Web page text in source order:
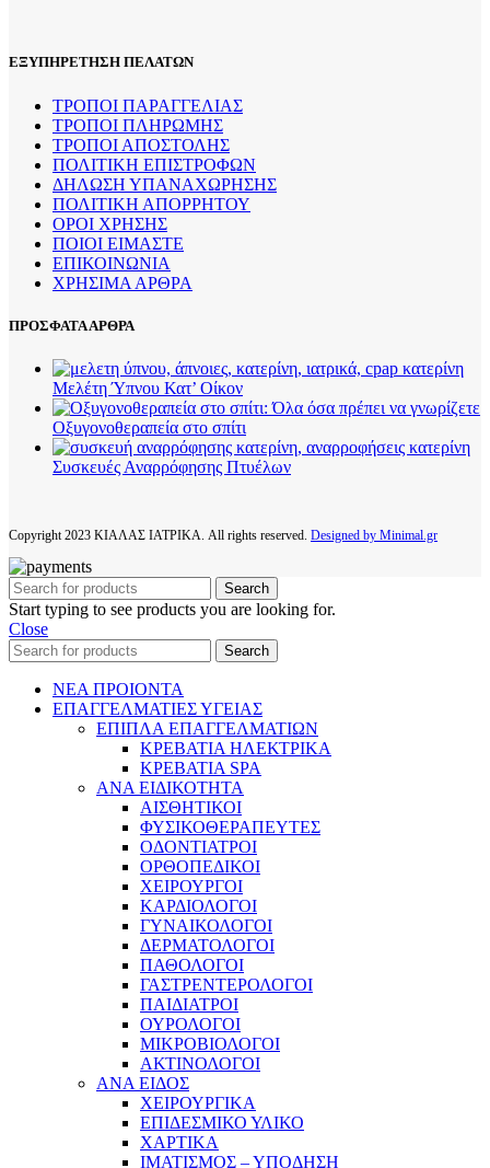
ΕΞΥΠΗΡΕΤΗΣΗ ΠΕΛΑΤΩΝ
ΤΡΟΠΟΙ ΠΑΡΑΓΓΕΛΙΑΣ
ΤΡΟΠΟΙ ΠΛΗΡΩΜΗΣ
ΤΡΟΠΟΙ ΑΠΟΣΤΟΛΗΣ
ΠΟΛΙΤΙΚΗ ΕΠΙΣΤΡΟΦΩΝ
ΔΗΛΩΣΗ ΥΠΑΝΑΧΩΡΗΣΗΣ
ΠΟΛΙΤΙΚΗ ΑΠΟΡΡΗΤΟΥ
ΟΡΟΙ ΧΡΗΣΗΣ
ΠΟΙΟΙ ΕΙΜΑΣΤΕ
ΕΠΙΚΟΙΝΩΝΙΑ
ΧΡΗΣΙΜΑ ΑΡΘΡΑ
ΠΡΟΣΦΑΤΑ ΑΡΘΡΑ
Μελέτη Ύπνου Κατ’ Οίκον
Οξυγονοθεραπεία στο σπίτι
Συσκευές Αναρρόφησης Πτυέλων
Copyright2023 ΚΙΑΛΑΣ ΙΑΤΡΙΚΑ. All rights reserved. Designed by Minimal.gr
Search
Start typing to see products you are looking for.
Close
Search
ΝΕΑ ΠΡΟΙΟΝΤΑ
ΕΠΑΓΓΕΛΜΑΤΙΕΣ ΥΓΕΙΑΣ
ΕΠΙΠΛΑ ΕΠΑΓΓΕΛΜΑΤΙΩΝ
ΚΡΕΒΑΤΙΑ ΗΛΕΚΤΡΙΚΑ
ΚΡΕΒΑΤΙΑ SPA
ΑΝΑ ΕΙΔΙΚΟΤΗΤΑ
ΑΙΣΘΗΤΙΚΟΙ
ΦΥΣΙΚΟΘΕΡΑΠΕΥΤΕΣ
ΟΔΟΝΤΙΑΤΡΟΙ
ΟΡΘΟΠΕΔΙΚΟΙ
ΧΕΙΡΟΥΡΓΟΙ
ΚΑΡΔΙΟΛΟΓΟΙ
ΓΥΝΑΙΚΟΛΟΓΟΙ
ΔΕΡΜΑΤΟΛΟΓΟΙ
ΠΑΘΟΛΟΓΟΙ
ΓΑΣΤΡΕΝΤΕΡΟΛΟΓΟΙ
ΠΑΙΔΙΑΤΡΟΙ
ΟΥΡΟΛΟΓΟΙ
ΜΙΚΡΟΒΙΟΛΟΓΟΙ
ΑΚΤΙΝΟΛΟΓΟΙ
ΑΝΑ ΕΙΔΟΣ
ΧΕΙΡΟΥΡΓΙΚΑ
ΕΠΙΔΕΣΜΙΚΟ ΥΛΙΚΟ
ΧΑΡΤΙΚΑ
ΙΜΑΤΙΣΜΟΣ – ΥΠΟΔΗΣΗ